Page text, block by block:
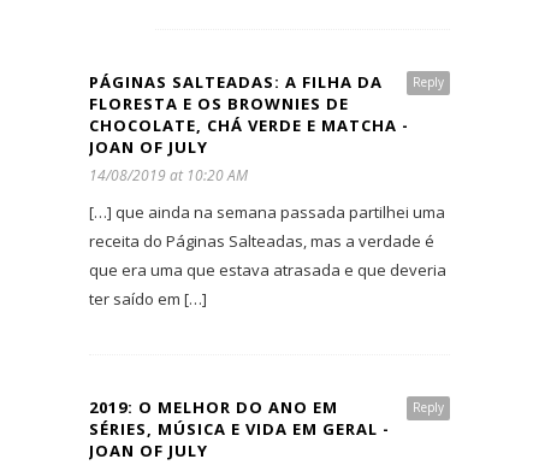
Reply
PÁGINAS SALTEADAS: A FILHA DA
FLORESTA E OS BROWNIES DE
CHOCOLATE, CHÁ VERDE E MATCHA -
JOAN OF JULY
14/08/2019 at 10:20 AM
[…] que ainda na semana passada partilhei uma
receita do Páginas Salteadas, mas a verdade é
que era uma que estava atrasada e que deveria
ter saído em […]
Reply
2019: O MELHOR DO ANO EM
SÉRIES, MÚSICA E VIDA EM GERAL -
JOAN OF JULY